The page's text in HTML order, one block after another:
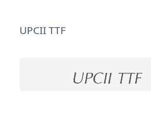
UPCII TTF